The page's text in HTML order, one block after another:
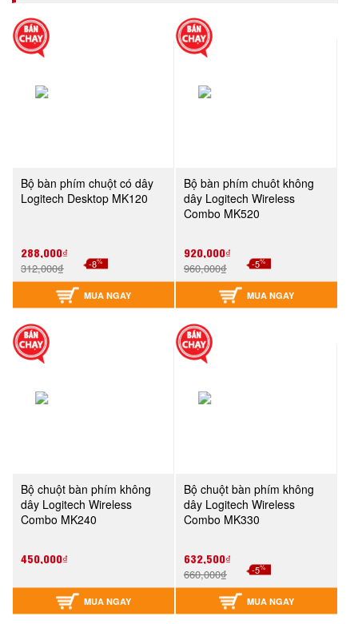
Bộ bàn phím chuột có dây
Logitech Desktop MK120
288,000₫
312,000₫ -8%
MUA NGAY
Bộ bàn phím chuôt không
dây Logitech Wireless
Combo MK520
920,000₫
960,000₫ -5%
MUA NGAY
Bộ chuột bàn phím không
dây Logitech Wireless
Combo MK240
450,000₫
MUA NGAY
Bộ chuột bàn phím không
dây Logitech Wireless
Combo MK330
632,500₫
660,000₫ -5%
MUA NGAY